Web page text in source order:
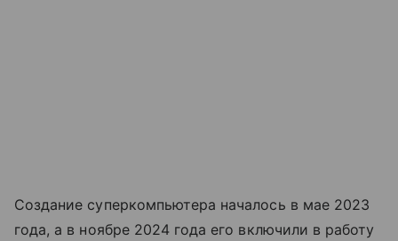
Создание суперкомпьютера началось в мае 2023
года, а в ноябре 2024 года его включили в работу